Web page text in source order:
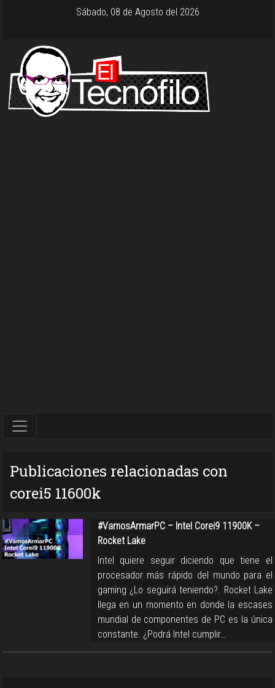
Sábado, 08 de Agosto del 2026
Publicaciones relacionadas con
corei5 11600k
#VamosArmarPC – Intel Corei9 11900K –
Rocket Lake
Intel quiere seguir diciendo que tiene el
procesador más rápido del mundo para el
gaming ¿Lo seguirá teniendo?. Rocket Lake
llega en un momento en donde la escases
mundial de componentes de PC es la única
constante. ¿Podrá Intel cumplir…